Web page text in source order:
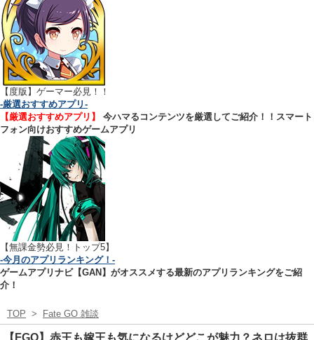
【 度版】ゲーマー必見！！
-厳選おすすめアプリ-
【厳選おすすめアプリ】
今ハマるコンテンツを厳選してご紹介！！スマート
フォン向けおすすめゲームアプリ
【無課金勢必見！トップ5】
-今月のアプリランキング！-
ゲームアプリナビ【GAN】がオススメする最新のアプリランキングをご紹
介！
TOP > Fate GO 雑談